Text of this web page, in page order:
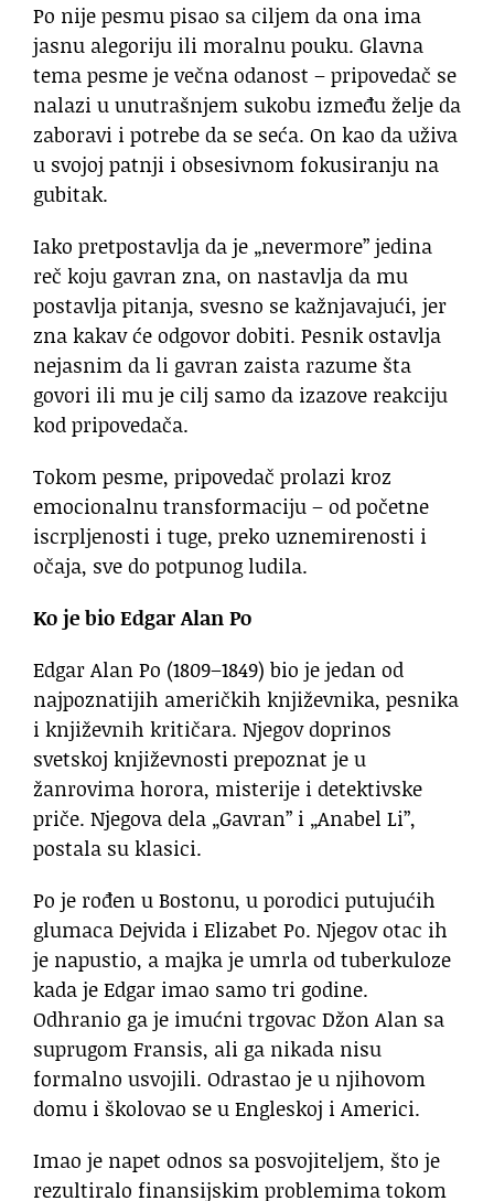
Po nije pesmu pisao sa ciljem da ona ima
jasnu alegoriju ili moralnu pouku. Glavna
tema pesme je večna odanost – pripovedač se
nalazi u unutrašnjem sukobu između želje da
zaboravi i potrebe da se seća. On kao da uživa
u svojoj patnji i obsesivnom fokusiranju na
gubitak.
Iako pretpostavlja da je „nevermore” jedina
reč koju gavran zna, on nastavlja da mu
postavlja pitanja, svesno se kažnjavajući, jer
zna kakav će odgovor dobiti. Pesnik ostavlja
nejasnim da li gavran zaista razume šta
govori ili mu je cilj samo da izazove reakciju
kod pripovedača.
Tokom pesme, pripovedač prolazi kroz
emocionalnu transformaciju – od početne
iscrpljenosti i tuge, preko uznemirenosti i
očaja, sve do potpunog ludila.
Ko je bio Edgar Alan Po
Edgar Alan Po (1809–1849) bio je jedan od
najpoznatijih američkih književnika, pesnika
i književnih kritičara. Njegov doprinos
svetskoj književnosti prepoznat je u
žanrovima horora, misterije i detektivske
priče. Njegova dela „Gavran” i „Anabel Li”,
postala su klasici.
Po je rođen u Bostonu, u porodici putujućih
glumaca Dejvida i Elizabet Po. Njegov otac ih
je napustio, a majka je umrla od tuberkuloze
kada je Edgar imao samo tri godine.
Odhranio ga je imućni trgovac Džon Alan sa
suprugom Fransis, ali ga nikada nisu
formalno usvojili. Odrastao je u njihovom
domu i školovao se u Engleskoj i Americi.
Imao je napet odnos sa posvojiteljem, što je
rezultiralo finansijskim problemima tokom